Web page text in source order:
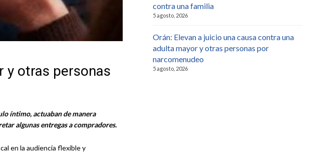
y otras personas
íntimo, actuaban de manera
algunas entregas a compradores.
en la audiencia flexible y
contra una familia
5 agosto, 2026
Orán: Elevan a juicio una causa contra una
adulta mayor y otras personas por
narcomenudeo
5 agosto, 2026